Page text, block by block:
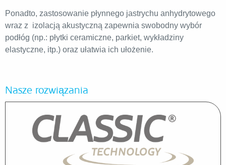
Ponadto, zastosowanie płynnego jastrychu anhydrytowego
wraz z izolacją akustyczną zapewnia swobodny wybór
podłóg (np.: płytki ceramiczne, parkiet, wykładziny
elastyczne, itp.) oraz ułatwia ich ułożenie.
Nasze rozwiązania